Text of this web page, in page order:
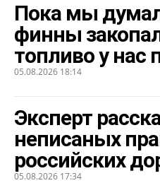
Пока мы
финны
топливо у нас
05.08.2026 18:14
Эксперт
неписаных
российских
05.08.2026 17:34